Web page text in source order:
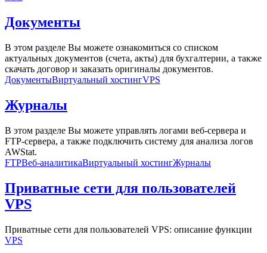
Документы
В этом разделе Вы можете ознакомиться со списком
актуальных документов (счета, акты) для бухгалтерии, а также
скачать договор и заказать оригиналы документов.
ДокументыВиртуальный хостингVPS
Журналы
В этом разделе Вы можете управлять логами веб-сервера и
FTP-сервера, а также подключить систему для анализа логов
AWStat.
FTPВеб-аналитикаВиртуальный хостингЖурналы
Приватные сети для пользователей
VPS
Приватные сети для пользователей VPS: описание функции
VPS